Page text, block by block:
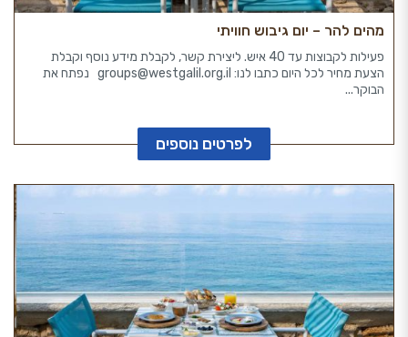
מהים להר – יום גיבוש חוויתי
פעילות לקבוצות עד 40 איש. ליצירת קשר, לקבלת מידע נוסף וקבלת
הצעת מחיר לכל היום כתבו לנו: groups@westgalil.org.il נפתח את
הבוקר...
לפרטים נוספים